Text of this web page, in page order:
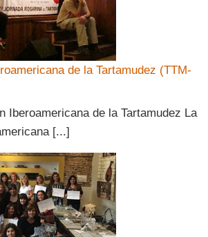
de la Tartamudez (TTM-
Iberoamericana de la Tartamudez La
[...]